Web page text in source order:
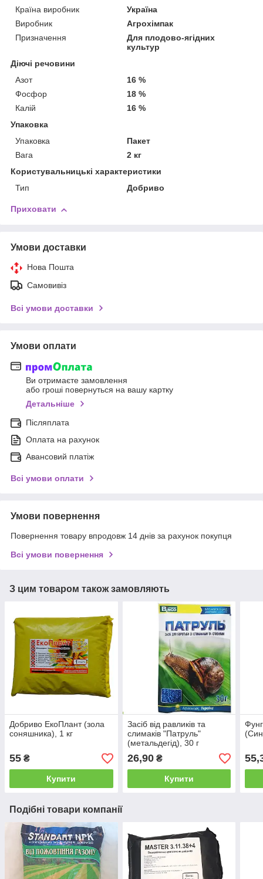
Країна виробник
Україна
Виробник
Агрохімпак
Призначення
Для плодово-ягідних
культур
Діючі речовини
Азот
16 %
Фосфор
18 %
Калій
16 %
Упаковка
Упаковка
Пакет
Вага
2 кг
Користувальницькі характеристики
Тип
Добриво
Приховати
Умови доставки
Нова Пошта
Самовивіз
Всі умови доставки
Умови оплати
Ви отримаєте замовлення
або гроші повернуться на вашу картку
Детальніше
Післяплата
Оплата на рахунок
Авансовий платіж
Всі умови оплати
Умови повернення
Повернення товару впродовж 14 днів за рахунок покупця
Всі умови повернення
З цим товаром також замовляють
Добриво ЕкоПлант (зола
соняшника), 1 кг
55 ₴
Купити
Засіб від равликів та
слимаків "Патруль"
(метальдегід), 30 г
26,90₴
Купити
Подібні товари компанії